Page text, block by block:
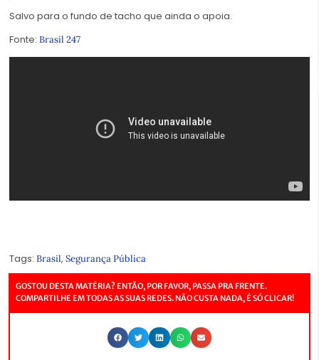
Salvo para o fundo de tacho que ainda o apoia.
Fonte: Brasil 247
Tags: Brasil, Segurança Pública
GOSTOU DESTA MATÉRIA? ENTÃO, POR FAVOR, PASSA PRA FRENTE.
COMPARTILHE EM TODAS AS SUAS REDES. NÃO CUSTA NADA, É SÓ CLICAR!